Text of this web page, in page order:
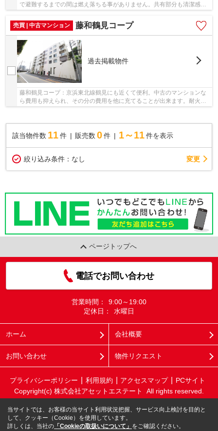
で避難するまでの間は燃え落ちる事がありません。共有部分も清潔感が
売買 | 中古マンション
藤和鶴見コープ
過去掲載物件
藤和鶴見コープ：京浜東北線鶴見にも近くて便利。中古のマンションな
ら費用も抑えられ、その分の費用を他に充てることが出来ます。耐火構
造の物件になりますので火災保険がお安くなり...
該当物件数 11件 販売数 0 件 1～11 件を表示
絞り込み条件： なし 変更
ページトップへ
電話でお問い合わせ
営業時間：
9:00～19:00
定休日：
水曜日
ホーム 会社概要
お問い合わせ 物件リクエスト
プライバシーポリシー 利用規約 アクセスマップ
PCサイト
Copyright(c) 株式会社アセットエステート All rights reserved.
当サイトでは、お客様の当サイト利用状況把握、サービス向上検討を目的と
して、クッキー（Cookie）を使用しています。
詳しくは、当社の 「Cookieの取扱いについて」 をご確認ください。